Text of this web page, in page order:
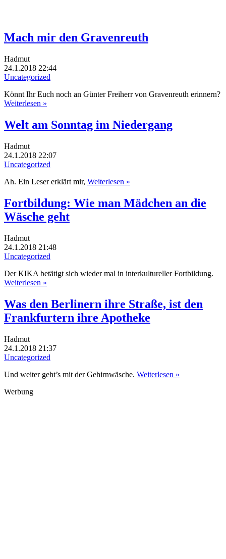
Mach mir den Gravenreuth
Hadmut
24.1.2018 22:44
Uncategorized
Könnt Ihr Euch noch an Günter Freiherr von Gravenreuth erinnern?
Weiterlesen »
Welt am Sonntag im Niedergang
Hadmut
24.1.2018 22:07
Uncategorized
Ah. Ein Leser erklärt mir, Weiterlesen »
Fortbildung: Wie man Mädchen an die
Wäsche geht
Hadmut
24.1.2018 21:48
Uncategorized
Der KIKA betätigt sich wieder mal in interkultureller Fortbildung.
Weiterlesen »
Was den Berlinern ihre Straße, ist den
Frankfurtern ihre Apotheke
Hadmut
24.1.2018 21:37
Uncategorized
Und weiter geht’s mit der Gehirnwäsche. Weiterlesen »
Werbung